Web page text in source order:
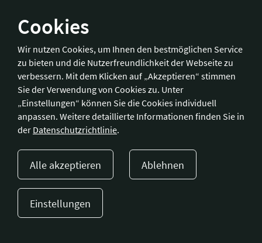
Cookies
Wir nutzen Cookies, um Ihnen den bestmöglichen Service
zu bieten und die Nutzerfreundlichkeit der Webseite zu
verbessern. Mit dem Klicken auf „Akzeptieren“ stimmen
Sie der Verwendung von Cookies zu. Unter
„Einstellungen“ können Sie die Cookies individuell
anpassen. Weitere detaillierte Informationen finden Sie in
der Datenschutzrichtlinie.
Alle akzeptieren Ablehnen
Einstellungen
Hotelverband Deutschland (IHA) / IHA-Service GmbH
Kronprinzenstraße 37
53173 Bonn
Telefon:
Fax:
+49 228 92 39 29-9
E-Mail:bonn@hotellerie.de
Wegbeschreibung
Presse Kontakt
Cookie-Einstellungen